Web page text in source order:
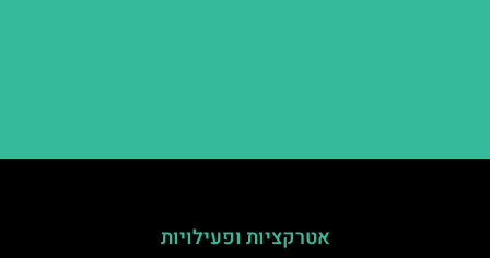
אטרקציות ופעילויות